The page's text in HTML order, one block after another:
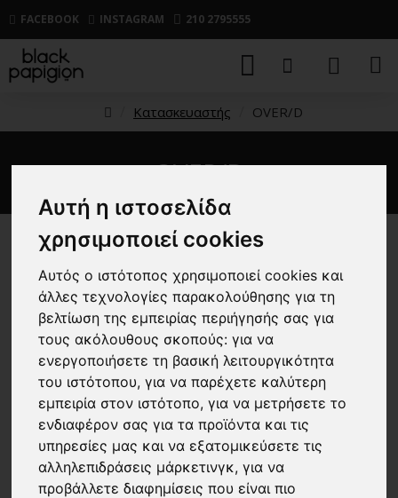
Αυτή η ιστοσελίδα
χρησιμοποιεί cookies
Αυτός ο ιστότοπος χρησιμοποιεί cookies και
άλλες τεχνολογίες παρακολούθησης για τη
βελτίωση της εμπειρίας περιήγησής σας για
τους ακόλουθους σκοπούς:για να
ενεργοποιήσετε τη βασική λειτουργικότητα
του ιστότοπου,για να παρέχετε καλύτερη
εμπειρία στον ιστότοπο,για να μετρήσετε το
ενδιαφέρον σας για τα προϊόντα και τις
υπηρεσίες μας και να εξατομικεύσετε τις
αλληλεπιδράσεις μάρκετινγκ,για να
προβάλλετε διαφημίσεις που είναι πιο
FACEBOOK INSTAGRAM 210 2795555
Κατασκευαστής OVER/D
OVER/D
New
-25 %